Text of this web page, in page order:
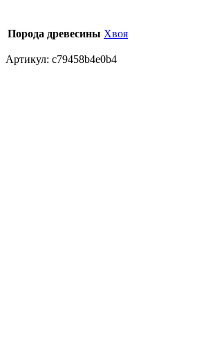
Порода древесины Хвоя
Артикул: c79458b4e0b4